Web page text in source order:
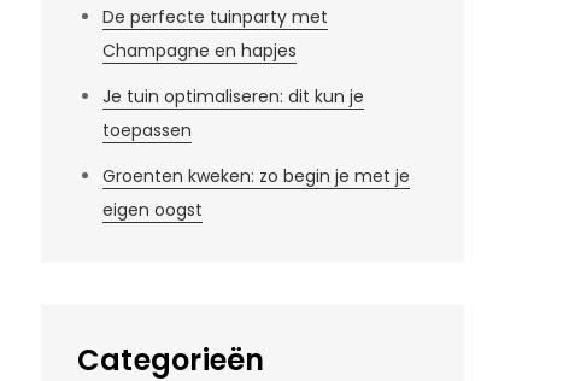
De perfecte tuinparty met
Champagne en hapjes
Je tuin optimaliseren: dit kun je
toepassen
Groenten kweken: zo begin je met je
eigen oogst
Categorieën